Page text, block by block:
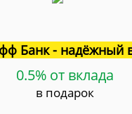
Банк - надёжный
0.5% от вклада
в подарок